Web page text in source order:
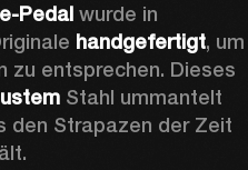
Pedal wurde in
handgefertigt, um
zu entsprechen. Dieses
Stahl ummantelt
den Strapazen der Zeit